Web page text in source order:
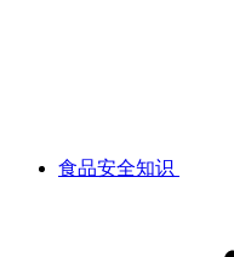
食品安全知识